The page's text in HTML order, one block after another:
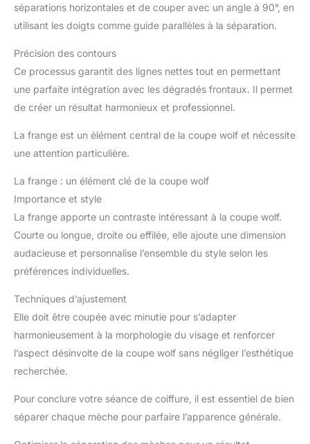
séparations horizontales et de couper avec un angle à 90°, en
utilisant les doigts comme guide parallèles à la séparation.
Précision des contours
Ce processus garantit des lignes nettes tout en permettant
une parfaite intégration avec les dégradés frontaux. Il permet
de créer un résultat harmonieux et professionnel.
La frange est un élément central de la coupe wolf et nécessite
une attention particulière.
La frange : un élément clé de la coupe wolf
Importance et style
La frange apporte un contraste intéressant à la coupe wolf.
Courte ou longue, droite ou effilée, elle ajoute une dimension
audacieuse et personnalise l’ensemble du style selon les
préférences individuelles.
Techniques d’ajustement
Elle doit être coupée avec minutie pour s’adapter
harmonieusement à la morphologie du visage et renforcer
l’aspect désinvolte de la coupe wolf sans négliger l’esthétique
recherchée.
Pour conclure votre séance de coiffure, il est essentiel de bien
séparer chaque mèche pour parfaire l’apparence générale.